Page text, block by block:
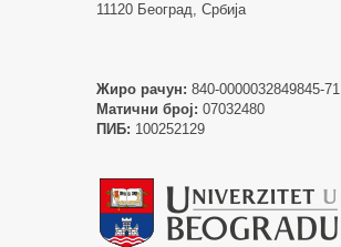
11120 Београд, Србија
Жиро рачун: 840-0000032849845-71
Матични број: 07032480
ПИБ: 100252129